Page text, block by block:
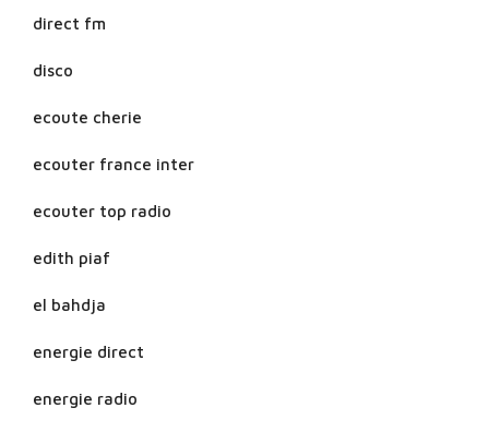
direct fm
disco
ecoute cherie
ecouter france inter
ecouter top radio
edith piaf
el bahdja
energie direct
energie radio